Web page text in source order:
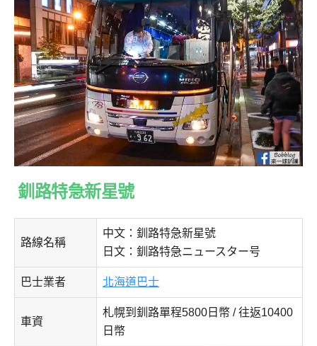
釧路特急新星號
路線名稱
中文：釧路特急新星號
日文：釧路特急ニュースター号
巴士業者 北海道巴士
車資
札幌到釧路單程5800日幣 / 往返10400
日幣